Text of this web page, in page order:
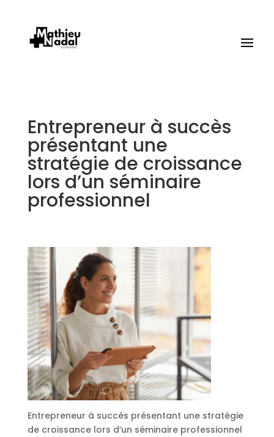
Entrepreneur à succès
présentant une
stratégie de croissance
lors d’un séminaire
professionnel
Entrepreneur à succès présentant une stratégie
de croissance lors d’un séminaire professionnel